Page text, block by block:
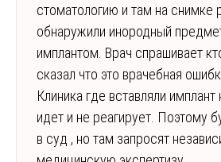
стоматологию и там на снимке
обнаружили инородный
имплантом. Врач спрашивает
сказал что это врачебная
Клиника где вставляли имплант
идет и не реагирует. Поэтому
в суд , но там запросят